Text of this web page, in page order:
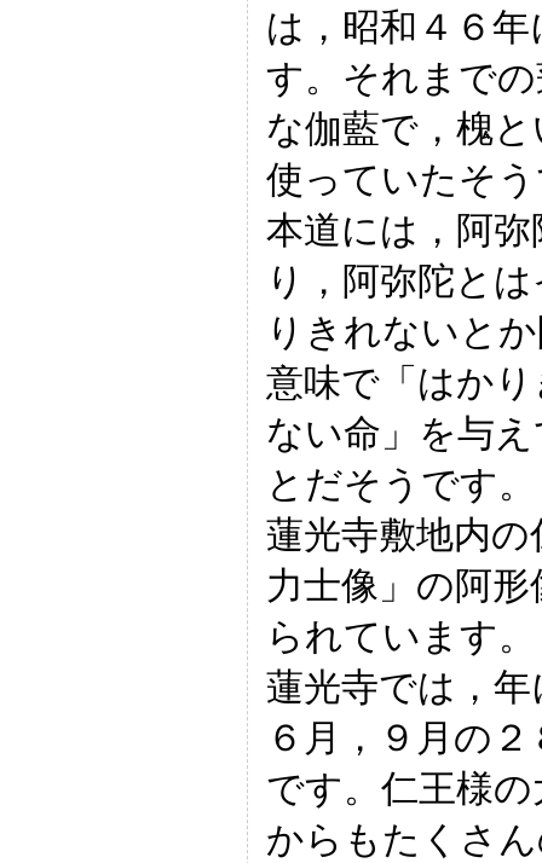
は，昭和４６
す。それまで
な伽藍で，槐
使っていたそ
本道には，阿
り，阿弥陀と
りきれないと
意味で「はか
ない命」を与
とだそうです。
蓮光寺敷地内
力士像」の阿
られています。
蓮光寺では，
６月，９月の
です。仁王様
からもたくさ